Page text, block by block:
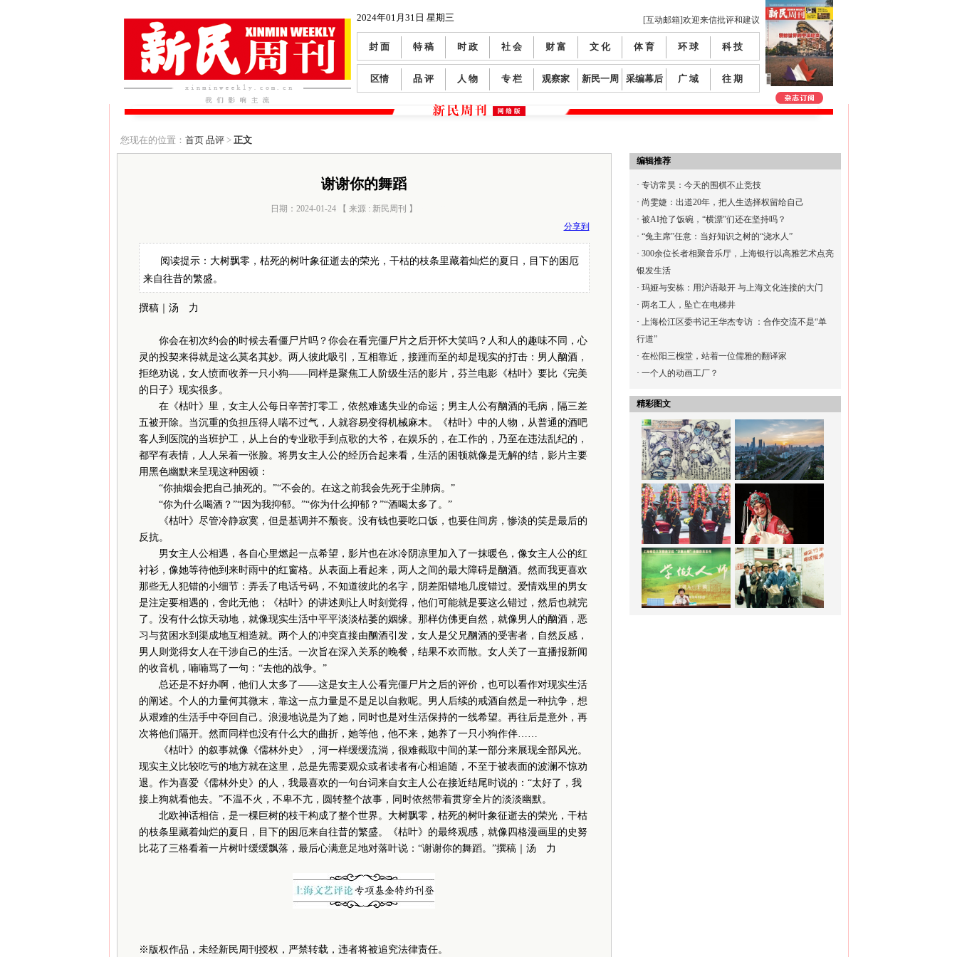
2024年01月31日 星期三 [互动邮箱]欢迎来信批评和建议
封 面 特 稿 时 政 社 会 财 富 文 化 体 育 环 球 科 技
区情 品 评 人 物 专 栏 观察家 新民一周 采编幕后 广 域 往 期
您现在的位置： 首页 品评> 正文
谢谢你的舞蹈
日期：2024-01-24 【 来源 : 新民周刊 】
分享到
阅读提示：大树飘零，枯死的树叶象征逝去的荣光，干枯的枝条里藏着灿烂的夏日，目下的困厄
来自往昔的繁盛。
撰稿｜汤 力
你会在初次约会的时候去看僵尸片吗？你会在看完僵尸片之后开怀大笑吗？人和人的趣味不同，心
灵的投契来得就是这么莫名其妙。两人彼此吸引，互相靠近，接踵而至的却是现实的打击：男人酗酒，
拒绝劝说，女人愤而收养一只小狗——同样是聚焦工人阶级生活的影片，芬兰电影《枯叶》要比《完美
的日子》现实很多。
在《枯叶》里，女主人公每日辛苦打零工，依然难逃失业的命运；男主人公有酗酒的毛病，隔三差
五被开除。当沉重的负担压得人喘不过气，人就容易变得机械麻木。《枯叶》中的人物，从普通的酒吧
客人到医院的当班护工，从上台的专业歌手到点歌的大爷，在娱乐的，在工作的，乃至在违法乱纪的，
都罕有表情，人人呆着一张脸。将男女主人公的经历合起来看，生活的困顿就像是无解的结，影片主要
用黑色幽默来呈现这种困顿：
“你抽烟会把自己抽死的。”“不会的。在这之前我会先死于尘肺病。”
“你为什么喝酒？”“因为我抑郁。”“你为什么抑郁？”“酒喝太多了。”
《枯叶》尽管冷静寂寞，但是基调并不颓丧。没有钱也要吃口饭，也要住间房，惨淡的笑是最后的
反抗。
男女主人公相遇，各自心里燃起一点希望，影片也在冰冷阴凉里加入了一抹暖色，像女主人公的红
衬衫，像她等待他到来时雨中的红窗格。从表面上看起来，两人之间的最大障碍是酗酒。然而我更喜欢
那些无人犯错的小细节：弄丢了电话号码，不知道彼此的名字，阴差阳错地几度错过。爱情戏里的男女
是注定要相遇的，舍此无他；《枯叶》的讲述则让人时刻觉得，他们可能就是要这么错过，然后也就完
了。没有什么惊天动地，就像现实生活中平平淡淡枯萎的姻缘。那样仿佛更自然，就像男人的酗酒，恶
习与贫困水到渠成地互相造就。两个人的冲突直接由酗酒引发，女人是父兄酗酒的受害者，自然反感，
男人则觉得女人在干涉自己的生活。一次旨在深入关系的晚餐，结果不欢而散。女人关了一直播报新闻
的收音机，喃喃骂了一句：“去他的战争。”
总还是不好办啊，他们人太多了——这是女主人公看完僵尸片之后的评价，也可以看作对现实生活
的阐述。个人的力量何其微末，靠这一点力量是不是足以自救呢。男人后续的戒酒自然是一种抗争，想
从艰难的生活手中夺回自己。浪漫地说是为了她，同时也是对生活保持的一线希望。再往后是意外，再
次将他们隔开。然而同样也没有什么大的曲折，她等他，他不来，她养了一只小狗作伴……
《枯叶》的叙事就像《儒林外史》，河一样缓缓流淌，很难截取中间的某一部分来展现全部风光。
现实主义比较吃亏的地方就在这里，总是先需要观众或者读者有心相追随，不至于被表面的波澜不惊劝
退。作为喜爱《儒林外史》的人，我最喜欢的一句台词来自女主人公在接近结尾时说的：“太好了，我
接上狗就看他去。”不温不火，不卑不亢，圆转整个故事，同时依然带着贯穿全片的淡淡幽默。
北欧神话相信，是一棵巨树的枝干构成了整个世界。大树飘零，枯死的树叶象征逝去的荣光，干枯
的枝条里藏着灿烂的夏日，目下的困厄来自往昔的繁盛。《枯叶》的最终观感，就像四格漫画里的史努
比花了三格看着一片树叶缓缓飘落，最后心满意足地对落叶说：“谢谢你的舞蹈。”撰稿｜汤 力
※ 版权作品，未经新民周刊授权，严禁转载，违者将被追究法律责任。
编辑推荐
· 专访常昊：今天的围棋不止竞技
· 尚雯婕：出道20年，把人生选择权留给自己
· 被AI抢了饭碗，“横漂”们还在坚持吗？
· “兔主席”任意：当好知识之树的“浇水人”
· 300余位长者相聚音乐厅，上海银行以高雅艺术点亮
银发生活
· 玛娅与安栋：用沪语敲开 与上海文化连接的大门
· 两名工人，坠亡在电梯井
· 上海松江区委书记王华杰专访 ：合作交流不是“单
行道”
· 在松阳三槐堂，站着一位儒雅的翻译家
· 一个人的动画工厂？
精彩图文